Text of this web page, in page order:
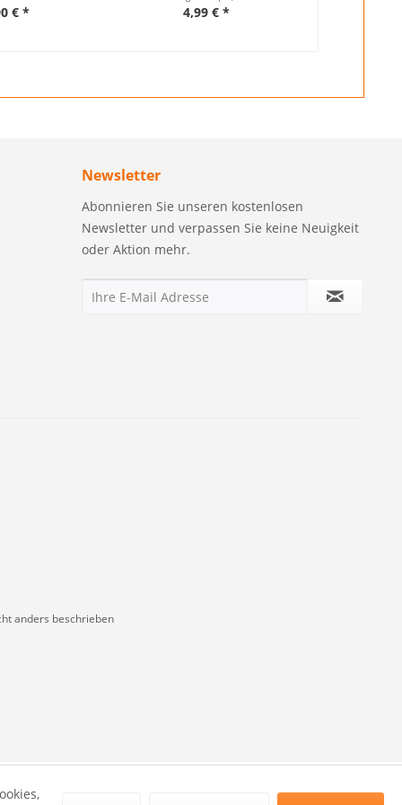
€ * 4,99 € *
Newsletter
Abonnieren Sie unseren kostenlosen
Newsletter und verpassen Sie keine Neuigkeit
oder Aktion mehr.
anders beschrieben